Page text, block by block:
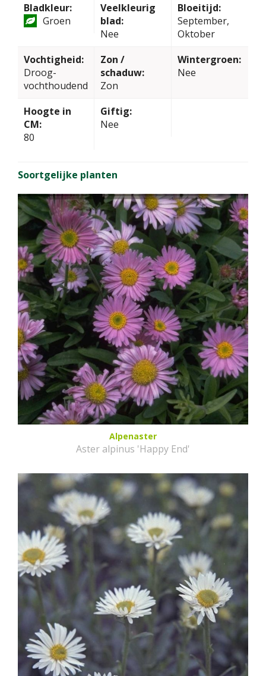
Bladkleur:
Groen
Veelkleurig
blad:
Nee
Bloeitijd:
September,
Oktober
Vochtigheid:
Droog-
vochthoudend
Zon /
schaduw:
Zon
Wintergroen:
Nee
Hoogte in
CM:
80
Giftig:
Nee
Soortgelijke planten
Alpenaster
Aster alpinus 'Happy End'